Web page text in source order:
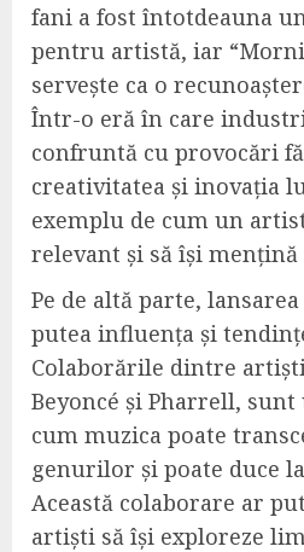
fani a fost întotdeauna
pentru artistă, iar
servește ca o
Într-o eră în care
confruntă cu provocări
creativitatea și inovația
exemplu de cum un
relevant și să își
Pe de altă parte,
putea influența și
Colaborările dintre
Beyoncé și Pharrell,
cum muzica poate
genurilor și poate duce
Această colaborare ar
artiști să își exploreze